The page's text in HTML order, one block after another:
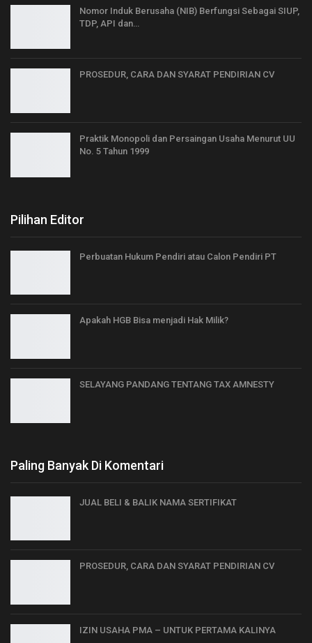
Nomor Induk Berusaha (NIB) Berfungsi Sebagai SIUP,
TDP, API dan…
PROSEDUR, CARA DAN SYARAT PENDIRIAN CV
Praktik Monopoli dan Persaingan Usaha Menurut UU
No. 5 Tahun 1999
Pilihan Editor
Perbuatan Hukum Pendiri atau Calon Pendiri PT
Apakah HGB Bisa menjadi Hak Milik?
SELAYANG PANDANG TENTANG TAX AMNESTY
Paling Banyak Di Komentari
JUAL BELI & BALIK NAMA SERTIFIKAT
PROSEDUR, CARA DAN SYARAT PENDIRIAN CV
IZIN USAHA PMA – UNTUK PERTAMA KALINYA